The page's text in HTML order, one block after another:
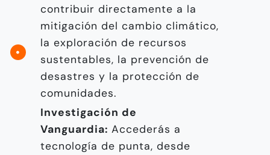
contribuir directamente a la
mitigación del cambio climático,
la exploración de recursos
sustentables, la prevención de
desastres y la protección de
comunidades.
Investigación de
Vanguardia: Accederás a
tecnología de punta, desde